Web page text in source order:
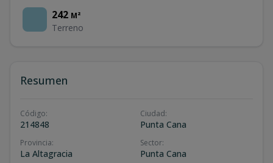
242 M²
Terreno
Resumen
Código:
214848
Ciudad:
Punta Cana
Provincia:
La Altagracia
Sector:
Punta Cana